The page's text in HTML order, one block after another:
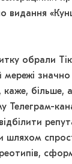
видання
обрали
мережі
більше,
Телеграм-
шляхом